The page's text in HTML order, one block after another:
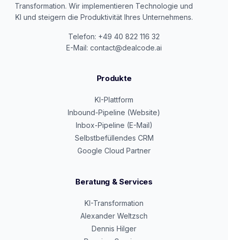
Transformation. Wir implementieren Technologie und
KI und steigern die Produktivität Ihres Unternehmens.
Telefon: +49 40 822 116 32
E-Mail: contact@dealcode.ai
Produkte
KI-Plattform
Inbound-Pipeline (Website)
Inbox-Pipeline (E-Mail)
Selbstbefüllendes CRM
Google Cloud Partner
Beratung & Services
KI-Transformation
Alexander Weltzsch
Dennis Hilger